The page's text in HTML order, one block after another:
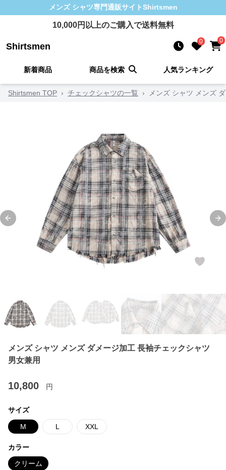
メンズ シャツ専門通販サイトShirtsmen
10,000円以上のご購入で送料無料
Shirtsmen 0 0
新着商品 商品を検索 人気ランキング
Shirtsmen TOP › チェックシャツの一覧 › メンズ シャツ メンズ
Previous slide
メンズ シャツ メンズ ダメージ加工 長袖チェックシャツ
男女兼用
10,800 円
サイズ
M L XXL
カラー
クリーム